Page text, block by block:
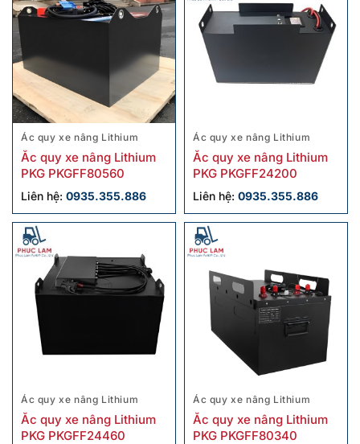
Ác quy xe nâng Lithium
Ắc quy xe nâng Lithium
PKG PKGFF80560
Liên hệ: 0935.355.886
Ác quy xe nâng Lithium
Ắc quy xe nâng Lithium
PKG PKGFF24200
Liên hệ: 0935.355.886
Ác quy xe nâng Lithium
Ắc quy xe nâng Lithium
PKG PKGFF24460
Ác quy xe nâng Lithium
Ắc quy xe nâng Lithium
PKG PKGFF80340